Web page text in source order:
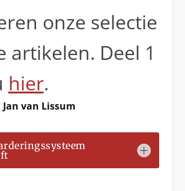
onze selectie
artikelen. Deel 1
hier.
Jan van Lissum